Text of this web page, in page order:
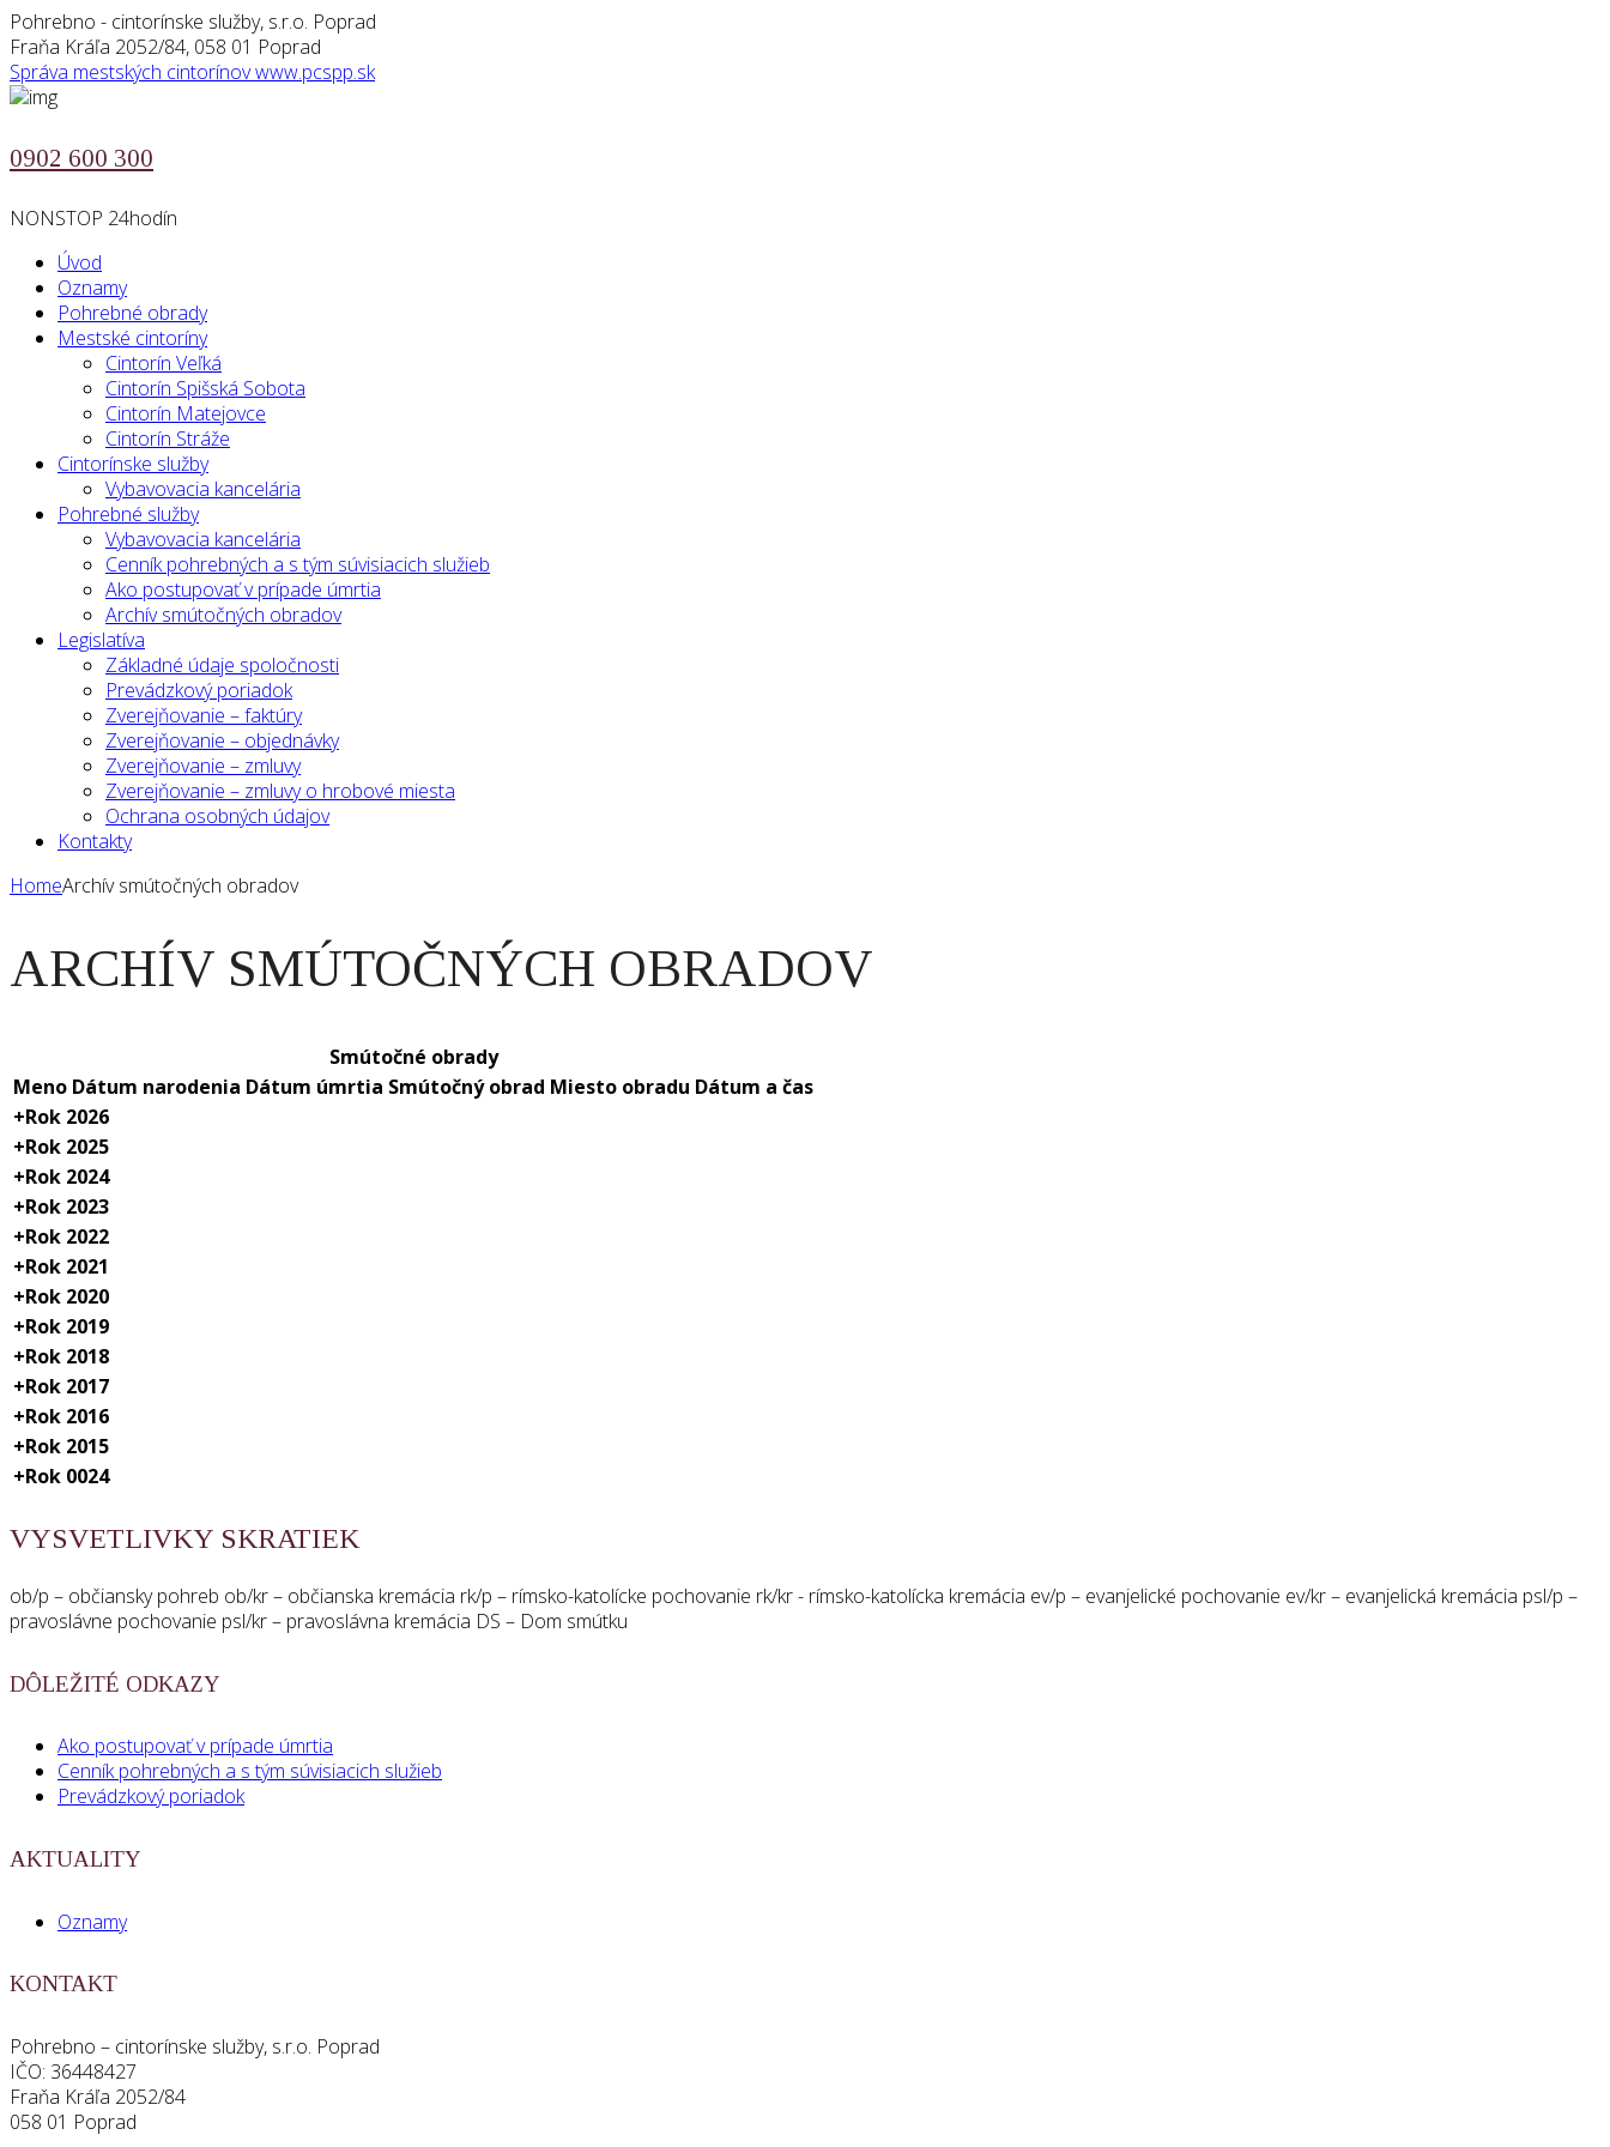
Pohrebno - cintorínske služby, s.r.o. Poprad
Fraňa Kráľa 2052/84, 058 01 Poprad
Správa mestských cintorínovwww.pcspp.sk
0902 600 300
NONSTOP 24hodín
Úvod
Oznamy
Pohrebné obrady
Mestské cintoríny
Cintorín Veľká
Cintorín Spišská Sobota
Cintorín Matejovce
Cintorín Stráže
Cintorínske služby
Vybavovacia kancelária
Pohrebné služby
Vybavovacia kancelária
Cenník pohrebných a s tým súvisiacich služieb
Ako postupovať v prípade úmrtia
Archív smútočných obradov
Legislatíva
Základné údaje spoločnosti
Prevádzkový poriadok
Zverejňovanie – faktúry
Zverejňovanie – objednávky
Zverejňovanie – zmluvy
Zverejňovanie – zmluvy o hrobové miesta
Ochrana osobných údajov
Kontakty
HomeArchív smútočných obradov
ARCHÍV SMÚTOČNÝCH OBRADOV
Smútočné obrady
Meno Dátum narodenia Dátum úmrtia Smútočný obrad Miesto obradu Dátum a čas
+Rok 2026
+Rok 2025
+Rok 2024
+Rok 2023
+Rok 2022
+Rok 2021
+Rok 2020
+Rok 2019
+Rok 2018
+Rok 2017
+Rok 2016
+Rok 2015
+Rok 0024
VYSVETLIVKY SKRATIEK
ob/p – občiansky pohreb ob/kr – občianska kremácia rk/p – rímsko-katolícke pochovanie rk/kr - rímsko-katolícka kremácia ev/p – evanjelické pochovanie ev/kr – evanjelická kremácia psl/p –
pravoslávne pochovanie psl/kr – pravoslávna kremácia DS – Dom smútku
DÔLEŽITÉ ODKAZY
Ako postupovať v prípade úmrtia
Cenník pohrebných a s tým súvisiacich služieb
Prevádzkový poriadok
AKTUALITY
Oznamy
KONTAKT
Pohrebno – cintorínske služby, s.r.o. Poprad
IČO: 36448427
Fraňa Kráľa 2052/84
058 01 Poprad